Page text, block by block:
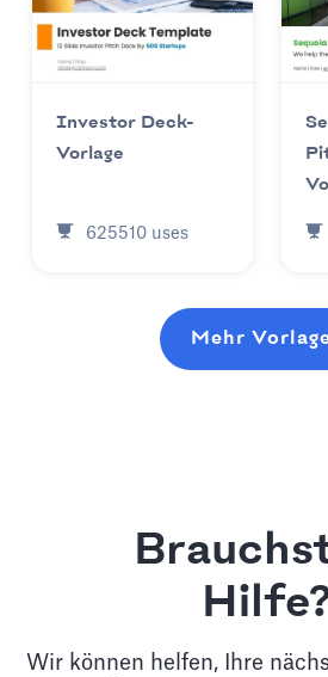
Investor Deck-
Vorlage
625510 uses
Mehr
Wir können helfen, Ihre